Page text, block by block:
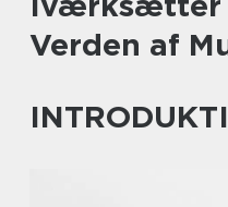
Verden af